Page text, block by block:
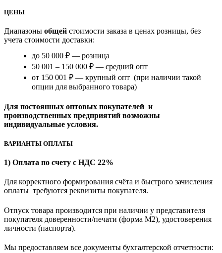
ЦЕНЫ
Диапазоны общей стоимости заказа в ценах розницы, без
учета стоимости доставки:
до 50 000 ₽ — розница
50 001 – 150 000 ₽ — средний опт
от 150 001 ₽ — крупный опт (при наличии такой
опции для выбранного товара)
Для постоянных оптовых покупателей и
производственных предприятий возможны
индивидуальные условия.
ВАРИАНТЫ ОПЛАТЫ
1) Оплата по счету с НДС 22%
Для корректного формирования счёта и быстрого зачисления
оплаты требуются реквизиты покупателя.
Отпуск товара производится при наличии у представителя
покупателя доверенности/печати (форма M2), удостоверения
личности (паспорта).
Мы предоставляем все документы бухгалтерской отчетности: